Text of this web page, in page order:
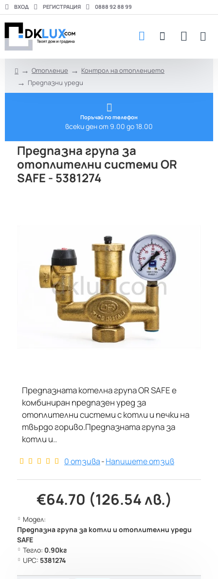
ВХОД РЕГИСТРАЦИЯ 0888 92 88 99
Отопление
Контрол на отоплението
Предпазни уреди
Поръчай по телефон
всеки ден от 9.00 до 18.00
Предпазна група за
отоплителни системи OR
SAFE - 5381274
Предпазната котелна група OR SAFE е
комбиниран предпазен уред за
отоплителни системи с котли и печки на
твърдо гориво.Предпазната група за
котли и..
0 отзива-Напишете отзив
€64.70 (126.54 лв.)
Модел:
Предпазна група за котли и отоплителни уреди
SAFE
Тегло: 0.90кг
UPC: 5381274